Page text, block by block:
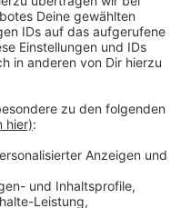
Thema:
allen Daten und